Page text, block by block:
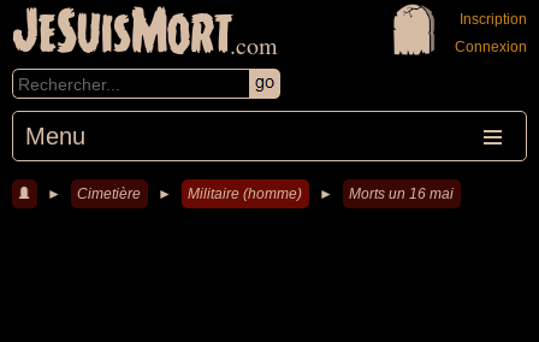
JeSuisMort.com
Menu
Inscription
Connexion
► Cimetière ► Militaire (homme) ► Morts un 16 mai